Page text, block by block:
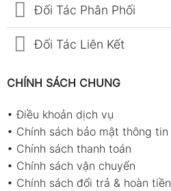
Đối Tác Phân Phối
Đối Tác Liên Kết
CHÍNH SÁCH CHUNG
•Điều khoản dịch vụ
• Chính sách bảo mật thông tin
• Chính sách thanh toán
• Chính sách vận chuyển
• Chính sách đổi trả & hoàn tiền